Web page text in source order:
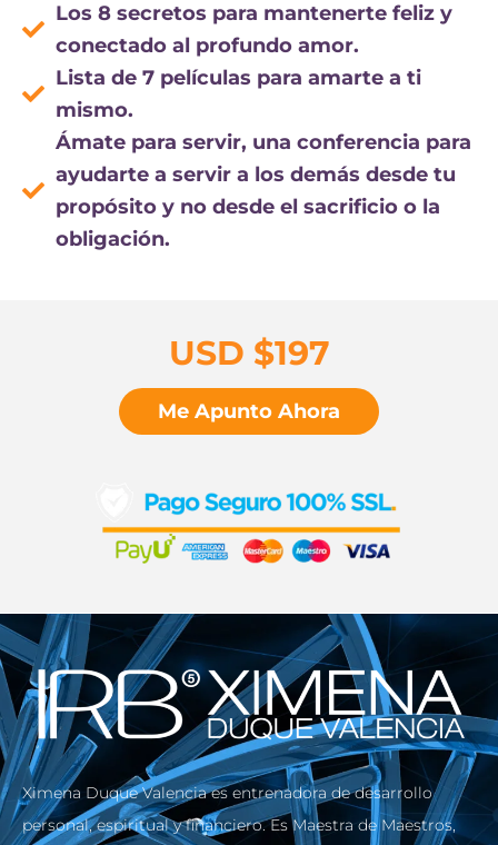
Los 8 secretos para mantenerte feliz y
conectado al profundo amor.
Lista de 7 películas para amarte a ti
mismo.
Ámate para servir, una conferencia para
ayudarte a servir a los demás desde tu
propósito y no desde el sacrificio o la
obligación.
USD $197
Me Apunto Ahora
Ximena Duque Valencia es entrenadora de desarrollo
personal, espiritual y financiero. Es Maestra de Maestros,